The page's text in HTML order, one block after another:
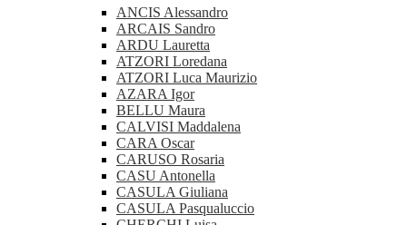
ANCIS Alessandro
ARCAIS Sandro
ARDU Lauretta
ATZORI Loredana
ATZORI Luca Maurizio
AZARA Igor
BELLU Maura
CALVISI Maddalena
CARA Oscar
CARUSO Rosaria
CASU Antonella
CASULA Giuliana
CASULA Pasqualuccio